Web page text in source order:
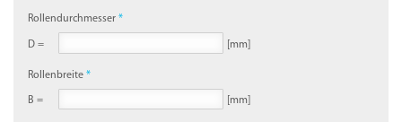
Rollendurchmesser
D = [mm]
Rollenbreite
B = [mm]